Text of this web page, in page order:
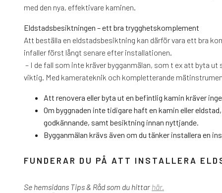
med den nya, effektivare kaminen.
Eldstadsbesiktningen – ett bra trygghetskomplement
Att beställa en eldstadsbesiktning kan därför vara ett bra
infaller först långt senare efter installationen.
– I de fall som inte kräver bygganmälan, som t ex att byta
viktig. Med kamerateknik och kompletterande
Att renovera eller byta ut en befintlig kamin kräver
Om byggnaden inte tidigare haft en kamin eller
godkännande, samt besiktning innan nyttjande.
Bygganmälan krävs även om du tänker installera en
FUNDERAR DU PÅ ATT INSTALLERA
Se hemsidans Tips & Råd som du hittar här.